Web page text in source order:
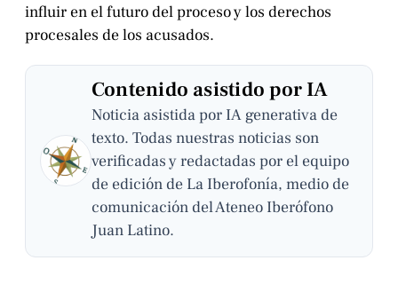
influir en el futuro del proceso y los derechos
procesales de los acusados.
Contenido asistido por IA
Noticia asistida por IA generativa de
texto. Todas nuestras noticias son
verificadas y redactadas por el equipo
de edición de La Iberofonía, medio de
comunicación del Ateneo Iberófono
Juan Latino.